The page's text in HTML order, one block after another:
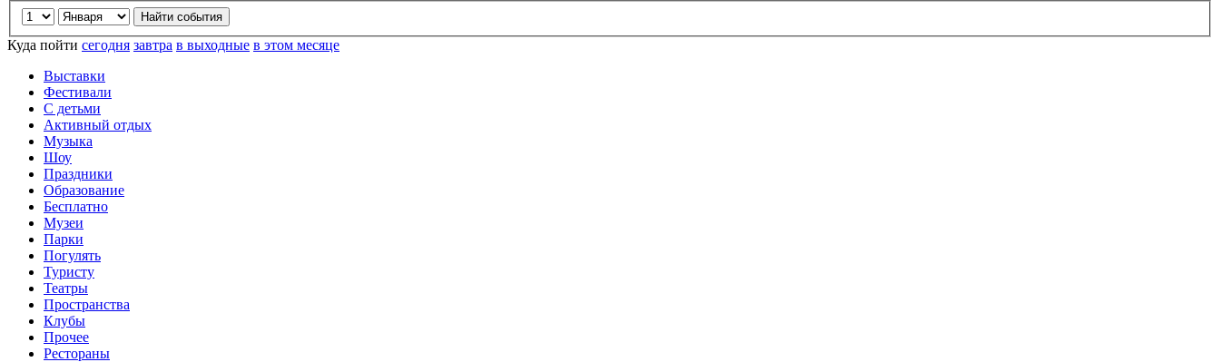
Куда пойти сегодня завтра в выходные в этом месяце
Выставки
Фестивали
С детьми
Активный отдых
Музыка
Шоу
Праздники
Образование
Бесплатно
Музеи
Парки
Погулять
Туристу
Театры
Пространства
Клубы
Прочее
Рестораны